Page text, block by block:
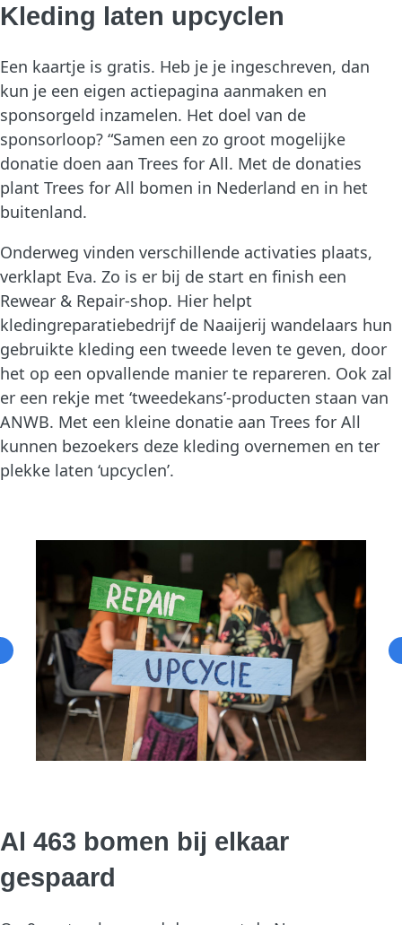
Kleding laten upcyclen
Een kaartje is gratis. Heb je je ingeschreven, dan
kun je een eigen actiepagina aanmaken en
sponsorgeld inzamelen. Het doel van de
sponsorloop? “Samen een zo groot mogelijke
donatie doen aan Trees for All. Met de donaties
plant Trees for All bomen in Nederland en in het
buitenland.
Onderweg vinden verschillende activaties plaats,
verklapt Eva. Zo is er bij de start en finish een
Rewear & Repair-shop. Hier helpt
kledingreparatiebedrijf de Naaijerij wandelaars hun
gebruikte kleding een tweede leven te geven, door
het op een opvallende manier te repareren. Ook zal
er een rekje met ‘tweedekans’-producten staan van
ANWB. Met een kleine donatie aan Trees for All
kunnen bezoekers deze kleding overnemen en ter
plekke laten ‘upcyclen’.
Al 463 bomen bij elkaar
gespaard